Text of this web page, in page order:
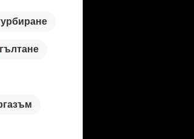
гълтане